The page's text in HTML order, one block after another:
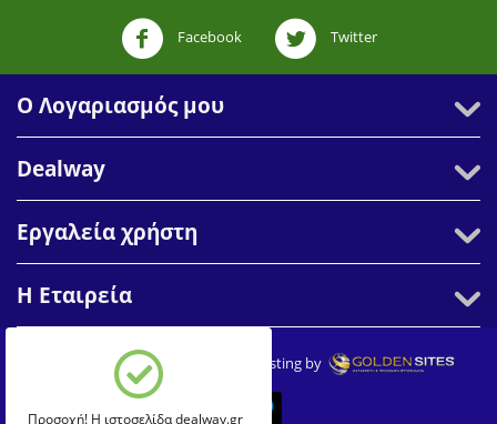
Facebook Twitter
Ο Λογαριασμός μου
Dealway
Εργαλεία χρήστη
Η Εταιρεία
© 2007-2026 Dealway. Create & Hosting by
Προσοχή! Η ιστοσελίδα dealway.gr